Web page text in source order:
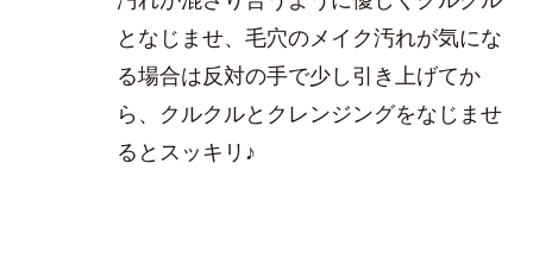
となじませ、毛穴のメイク汚れが気にな
る場合は反対の手で少し引き上げてか
ら、クルクルとクレンジングをなじませ
るとスッキリ♪